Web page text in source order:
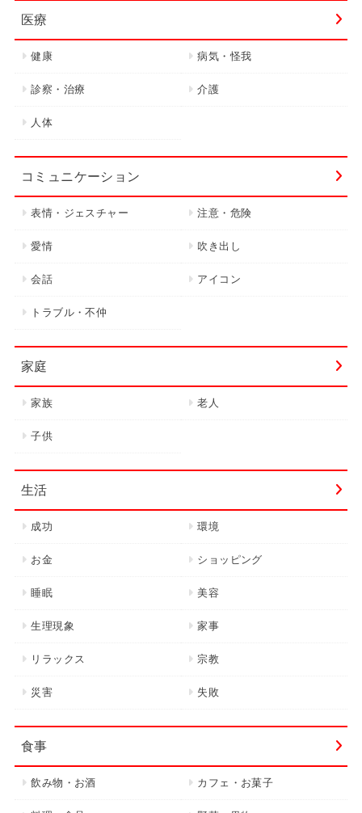
医療
健康 病気・怪我
診察・治療 介護
人体
コミュニケーション
表情・ジェスチャー 注意・危険
愛情 吹き出し
会話 アイコン
トラブル・不仲
家庭
家族 老人
子供
生活
成功 環境
お金 ショッピング
睡眠 美容
生理現象 家事
リラックス 宗教
災害 失敗
食事
飲み物・お酒 カフェ・お菓子